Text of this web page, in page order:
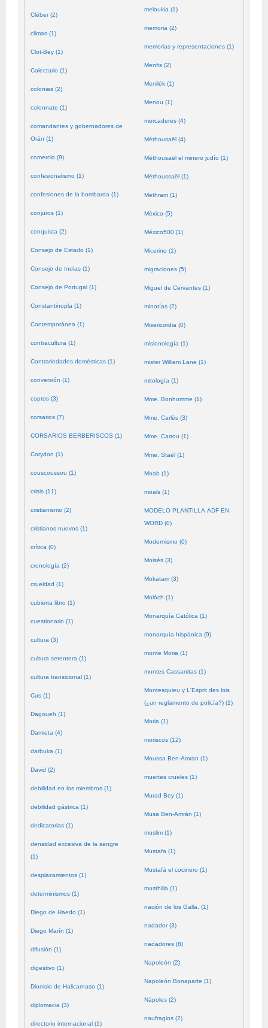
Cléber (2)
climas (1)
Clot-Bey (1)
Colectario (1)
colonias (2)
colonnate (1)
comandantes y gobernadores de
Orán (1)
comercio (9)
confesionalismo (1)
confesiones de la bombarda (1)
conjuros (1)
conquista (2)
Consejo de Estado (1)
Consejo de Indias (1)
Consejo de Portugal (1)
Constantinopla (1)
Contemporánea (1)
contracultura (1)
Contrariedades domésticas (1)
conversión (1)
coptos (3)
corsarios (7)
CORSARIOS BERBERISCOS (1)
Corydon (1)
couscoussou (1)
crisis (11)
cristianismo (2)
cristianos nuevos (1)
crítica (0)
cronología (2)
crueldad (1)
cubierta libro (1)
cuestionario (1)
cultura (3)
cultura setentera (1)
cultura transicional (1)
Cus (1)
Dagoueh (1)
Damieta (4)
darbuka (1)
David (2)
debilidad en los miembros (1)
debilidad gástrica (1)
dedicatorias (1)
densidad excesiva de la sangre
(1)
desplazamientos (1)
determinismos (1)
Diego de Haedo (1)
Diego Marín (1)
difusión (1)
digestivo (1)
Dionisio de Halicarnaso (1)
diplomacia (3)
directorio internacional (1)
meloukia (1)
memoria (2)
memorias y representaciones (1)
Menfis (2)
Menilék (1)
Menou (1)
mercaderes (4)
Méthousaël (4)
Méthousaël el minero judío (1)
Méthoussaël (1)
Methram (1)
México (5)
México500 (1)
Micerino (1)
migraciones (5)
Miguel de Cervantes (1)
minorías (2)
Misericordia (0)
misionología (1)
mister William Lane (1)
mitología (1)
Mme. Bonhomme (1)
Mme. Carlès (3)
Mme. Cartou (1)
Mme. Staël (1)
Moab (1)
moals (1)
MODELO PLANTILLA ADF EN
WORD (0)
Modernismo (0)
Moisés (3)
Mokatam (3)
Molóch (1)
Monarquía Católica (1)
monarquía hispánica (9)
monte Moria (1)
montes Cassanitas (1)
Montesquieu y L'Esprit des lois
(¿un reglamento de policía?) (1)
Moria (1)
moriscos (12)
Moussa Ben-Amran (1)
muertes crueles (1)
Murad Bey (1)
Musa Ben-Amrán (1)
muslim (1)
Mustafa (1)
Mustafá el cocinero (1)
musthilla (1)
nación de los Galla. (1)
nadador (3)
nadadores (8)
Napoleón (2)
Napoleón Bonaparte (1)
Nápoles (2)
naufragios (2)